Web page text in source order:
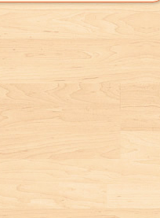
生票選百大童書 ★風
靡臺日韓三地小學
生、系列累積銷售逾
百萬本 ★入選臺北市
圖好書大家讀推薦 ★
入選文化部中小學生
體兩面。 ★金鼎獎童
書作家哲也幽默出
擊，翻轉童話故事新
學生票選最愛系列
〈小火龍〉插畫家水
牛奶冰…… 一道道就
品，配上別出心裁的
料理方式， 有限的花
費加上無限的心意，
構成了童家五口每天
本書特色 ★〈我家〉
獎、「好書大家讀」
文圖創作皆由作者童
嘉完成，透過色鉛筆